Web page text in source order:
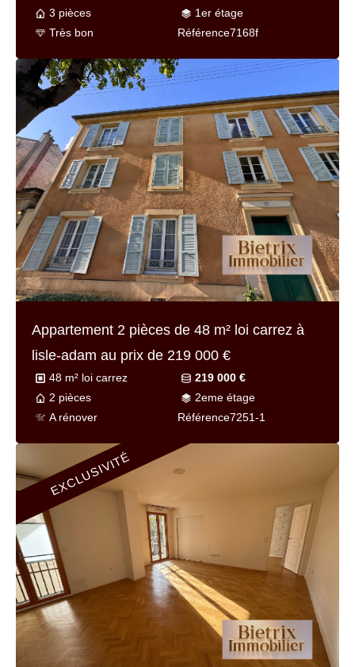
3 pièces
1er étage
Très bon
Référence7168f
Appartement 2 pièces de 48 m² loi carrez à
lisle-adam au prix de 219 000 €
48 m² loi carrez
219 000 €
2 pièces
2eme étage
A rénover
Référence7251-1
EXCLUSIVITÉ